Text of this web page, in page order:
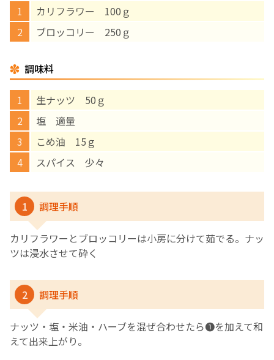
カリフラワー 100ｇ
ブロッコリー 250ｇ
調味料
生ナッツ 50ｇ
塩 適量
こめ油 15ｇ
スパイス 少々
1 調理手順
カリフラワーとブロッコリーは小房に分けて茹でる。ナッ
ツは浸水させて砕く
2 調理手順
ナッツ・塩・米油・ハーブを混ぜ合わせたら❶を加えて和
えて出来上がり。
‘さんルーム’ でさまざまな講座・クラス
医師プロフィール